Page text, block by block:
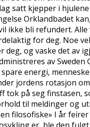
satt kjepper i
Orklandbadet
bli refundert. Alle
for deg. Noe
og vaske det av
av Sweden
energi,
jordens rotasjon
på seg finstasen,
til meldinger og
filosofiske» I år